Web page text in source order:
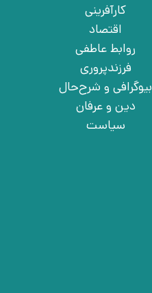
کارآفرینی
اقتصاد
روابط عاطفی
فرزندپروری
بیوگرافی و شرح‌حال
دین و عرفان
سیاست